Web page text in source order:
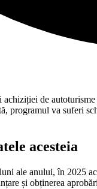
de
programul va suferi
acesteia
ale anului, în 2025
și obținerea